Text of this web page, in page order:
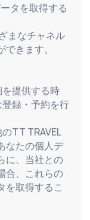
ータを取得する
まなチャネル
きます。
提供する時
録・予約を行
TT TRAVEL
なたの個人デ
に、当社との
合、これらの
を取得するこ